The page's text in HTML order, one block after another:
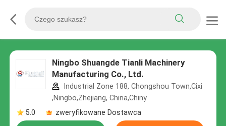
Ningbo Shuangde Tianli Machinery
Manufacturing Co., Ltd.
Industrial Zone 188, Chongshou Town,Cixi
,Ningbo,Zhejiang, China,Chiny
5.0
zweryfikowane Dostawca